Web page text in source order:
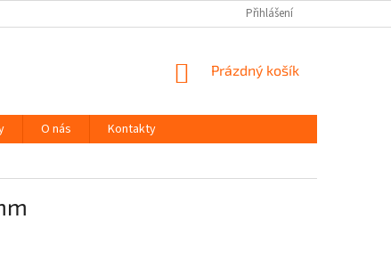
Přihlášení
NÁKUPNÍ
Prázdný košík
O nás
Kontakty